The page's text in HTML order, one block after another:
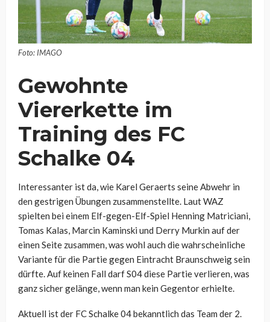
Foto: IMAGO
Gewohnte
Viererkette im
Training des FC
Schalke 04
Interessanter ist da, wie Karel Geraerts seine Abwehr in
den gestrigen Übungen zusammenstellte. Laut WAZ
spielten bei einem Elf-gegen-Elf-Spiel Henning Matriciani,
Tomas Kalas, Marcin Kaminski und Derry Murkin auf der
einen Seite zusammen, was wohl auch die wahrscheinliche
Variante für die Partie gegen Eintracht Braunschweig sein
dürfte. Auf keinen Fall darf S04 diese Partie verlieren, was
ganz sicher gelänge, wenn man kein Gegentor erhielte.
Aktuell ist der FC Schalke 04 bekanntlich das Team der 2.